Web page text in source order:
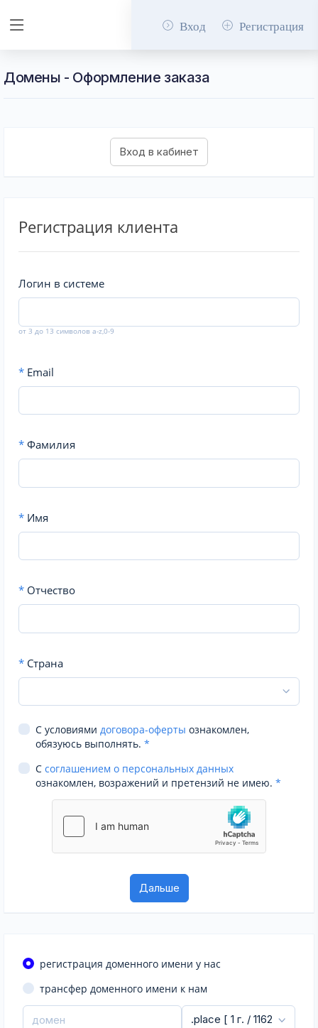
Вход Регистрация
Домены - Оформление заказа
Регистрация клиента
Логин в системе
от 3 до 13 символов a-z,0-9
* Email
* Фамилия
* Имя
* Отчество
* Страна
С условиями договора-оферты ознакомлен,
обязуюсь выполнять. *
С соглашением о персональных данных
ознакомлен, возражений и претензий не имею. *
регистрация доменного имени у нас
трансфер доменного имени к нам